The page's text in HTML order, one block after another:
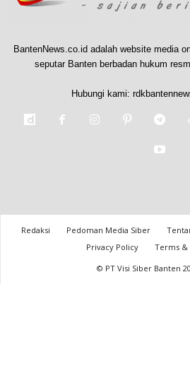
BantenNews.co.id adalah website media
seputar Banten berbadan hukum
Hubungi kami:
Redaksi Pedoman Media Siber
Privacy Policy
Terms &
© PT Visi Siber Banten